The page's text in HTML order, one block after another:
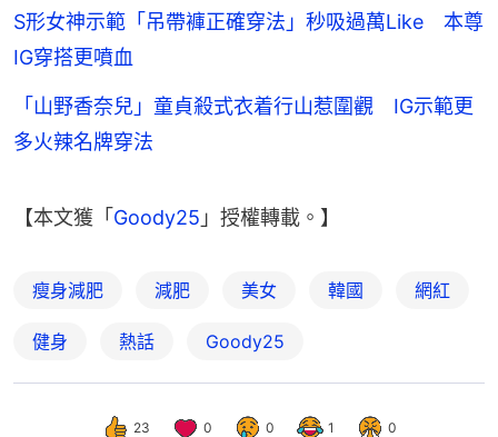
S形女神示範「吊帶褲正確穿法」秒吸過萬Like 本尊
IG穿搭更噴血
「山野香奈兒」童貞殺式衣着行山惹圍觀 IG示範更
多火辣名牌穿法
【本文獲「Goody25 」授權轉載。】
瘦身減肥 減肥 美女 韓國 網紅
健身 熱話 Goody25
23 0 0 1 0